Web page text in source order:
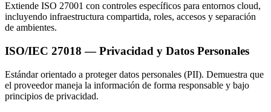
Extiende ISO 27001 con controles específicos para entornos cloud,
incluyendo infraestructura compartida, roles, accesos y separación
de ambientes.
ISO/IEC 27018 — Privacidad y Datos Personales
Estándar orientado a proteger datos personales (PII). Demuestra que
el proveedor maneja la información de forma responsable y bajo
principios de privacidad.